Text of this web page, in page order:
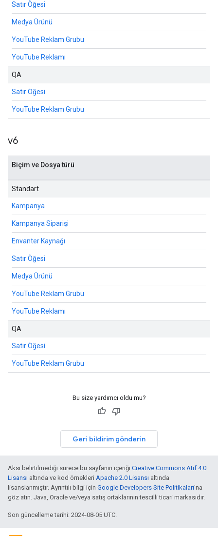
Satır Öğesi
Medya Ürünü
YouTube Reklam Grubu
YouTube Reklamı
QA
Satır Öğesi
YouTube Reklam Grubu
v6
Biçim ve Dosya türü
Standart
Kampanya
Kampanya Siparişi
Envanter Kaynağı
Satır Öğesi
Medya Ürünü
YouTube Reklam Grubu
YouTube Reklamı
QA
Satır Öğesi
YouTube Reklam Grubu
Bu size yardımcı oldu mu?
Geri bildirim gönderin
Aksi belirtilmediği sürece bu sayfanın içeriği Creative Commons Atıf 4.0
Lisansı altında ve kod örnekleri Apache 2.0 Lisansı altında
lisanslanmıştır. Ayrıntılı bilgi için Google Developers Site Politikaları'na
göz atın. Java, Oracle ve/veya satış ortaklarının tescilli ticari markasıdır.
Son güncelleme tarihi: 2024-08-05 UTC.